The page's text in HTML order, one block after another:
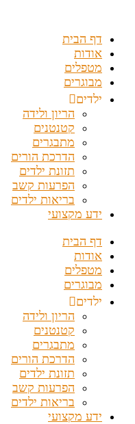
דף הבית
אודות
מטפלים
מבוגרים
ילדים
הריון ולידה
קטנטנים
מתבגרים
הדרכת הורים
תזונת ילדים
הפרעות קשב
בריאות ילדים
ידע מקצועי
דף הבית
אודות
מטפלים
מבוגרים
ילדים
הריון ולידה
קטנטנים
מתבגרים
הדרכת הורים
תזונת ילדים
הפרעות קשב
בריאות ילדים
ידע מקצועי